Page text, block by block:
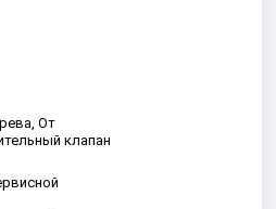
От
клапан